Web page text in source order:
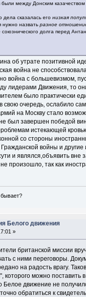
между Донским казачеством
сказалась его низкая
назвать разное
долга перед
об утрате позитивной
война не
война с большевизмом,
лидерами Движения, то
было практически
очередь, ослабило
на Москву стало
был завершен победой
истекающей
со стороны
войны и
и являлся,объявить вне
не произошло, так как
бывает?
Белого движения
»
британской миссии
с ними переговоры.
на радость врагу.
которого можно поставить
Белое движение не
обратиться к